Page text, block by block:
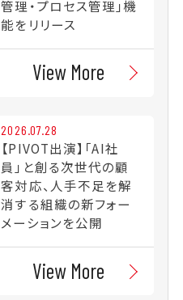
管理・プロセス管理」機
能をリリース
View More
2026.07.28
【PIVOT出演】「AI社
員」と創る次世代の顧
客対応、人手不足を解
消する組織の新フォー
メーションを公開
View More